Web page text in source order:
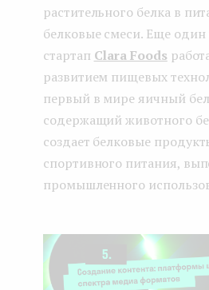
растительного белка в
белковые смеси. Еще
стартап Clara Foods
развитием пищевых
первый в мире яичный
содержащий животного
создает белковые
спортивного питания,
промышленного